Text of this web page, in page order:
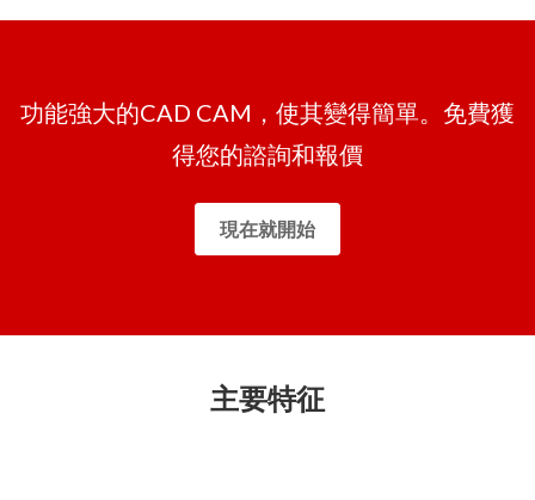
功能強大的CAD CAM，使其變得簡單。免費獲
得您的諮詢和報價
現在就開始
主要特征